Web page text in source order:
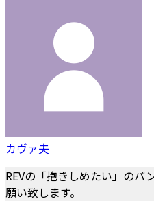
カヴァ夫
REVの「抱きしめたい」のバ
願い致します。